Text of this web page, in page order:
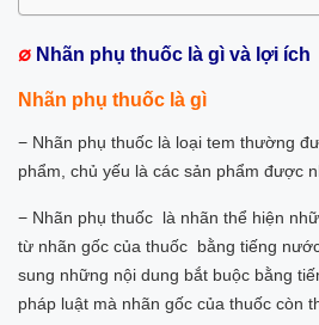
∅ Nhãn phụ thuốc là gì và lợi ích
Nhãn phụ thuốc là gì
− Nhãn phụ thuốc là loại tem thường
phẩm, chủ yếu là các sản phẩm được
− Nhãn phụ thuốc là nhãn thể hiện
từ nhãn gốc của thuốc bằng tiếng
sung những nội dung bắt buộc bằng
pháp luật mà nhãn gốc của thuốc còn